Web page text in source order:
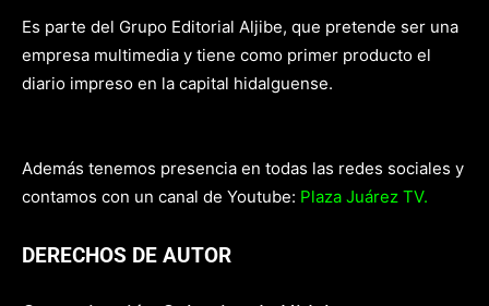
Es parte del Grupo Editorial Aljibe, que pretende ser una
empresa multimedia y tiene como primer producto el
diario impreso en la capital hidalguense.
Además tenemos presencia en todas las redes sociales y
contamos con un canal de Youtube: Plaza Juárez TV.
DERECHOS DE AUTOR